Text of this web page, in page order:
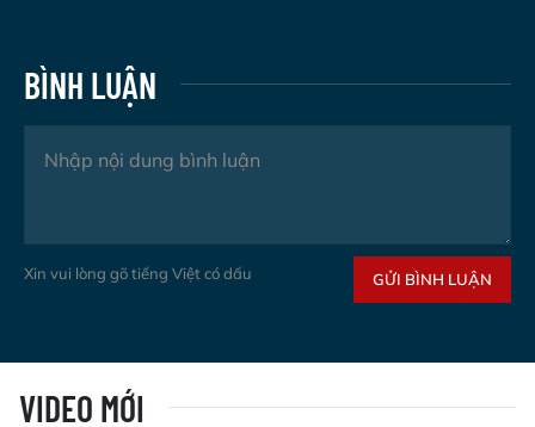
BÌNH LUẬN
Xin vui lòng gõ tiếng Việt có dấu GỬI BÌNH LUẬN
VIDEO MỚI